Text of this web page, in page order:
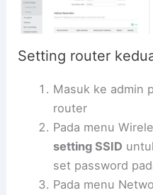
Setting router
Masuk ke admin
router
Pada menu
setting SSID
set password
Pada menu